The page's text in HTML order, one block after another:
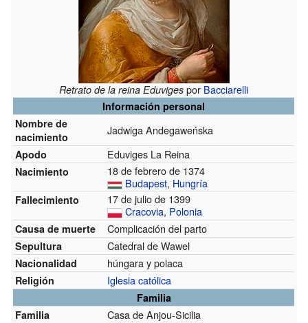
Retrato de la reina Eduviges por Bacciarelli
Información personal
Nombre de
nacimiento
Jadwiga Andegaweńska
Apodo Eduviges La Reina
Nacimiento
18 de febrero de 1374
Budapest, Hungría
Fallecimiento
17 de julio de 1399
Cracovia, Polonia
Causa de muerte Complicación del parto
Sepultura Catedral de Wawel
Nacionalidad húngara y polaca
Religión Iglesia católica
Familia
Familia
Casa de Anjou-Sicilia